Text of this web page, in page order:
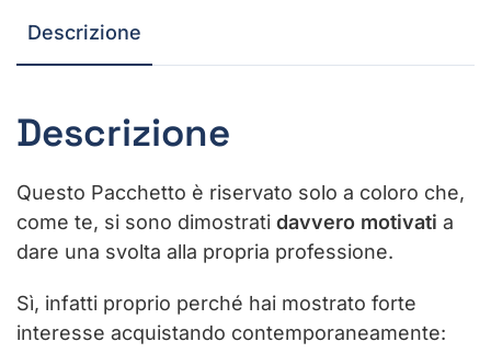
Descrizione
Descrizione
Questo Pacchetto è riservato solo a coloro che,
come te, si sono dimostrati davvero motivati a
dare una svolta alla propria professione.
Sì, infatti proprio perché hai mostrato forte
interesse acquistando contemporaneamente: